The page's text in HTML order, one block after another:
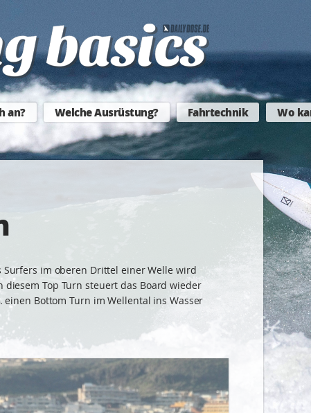
an? Welche Ausrüstung? Fahrtechnik Wo
Surfers im oberen Drittel einer Welle wird
diesem Top Turn steuert das Board wieder
einen Bottom Turn im Wellental ins Wasser